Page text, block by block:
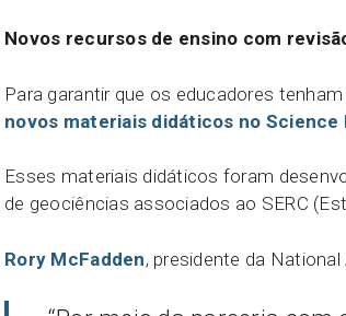
Novos recursos de ensino com
Para garantir que os educadores
novos materiais didáticos no
Esses materiais didáticos foram
de geociências associados ao SERC
Rory McFadden, presidente da